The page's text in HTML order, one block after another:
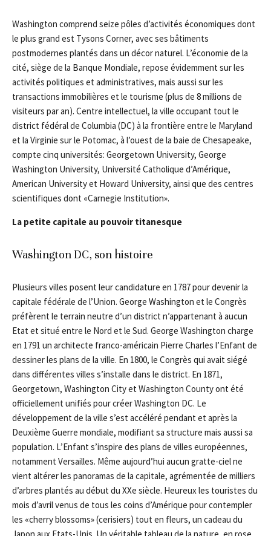
Washington comprend seize pôles d’activités économiques dont
le plus grand est Tysons Corner, avec ses bâtiments
postmodernes plantés dans un décor naturel. L’économie de la
cité, siège de la Banque Mondiale, repose évidemment sur les
activités politiques et administratives, mais aussi sur les
transactions immobilières et le tourisme (plus de 8 millions de
visiteurs par an). Centre intellectuel, la ville occupant tout le
district fédéral de Columbia (DC) à la frontière entre le Maryland
et la Virginie sur le Potomac, à l’ouest de la baie de Chesapeake,
compte cinq universités: Georgetown University, George
Washington University, Université Catholique d’Amérique,
American University et Howard University, ainsi que des centres
scientifiques dont «Carnegie Institution».
La petite capitale au pouvoir titanesque
Washington DC, son histoire
Plusieurs villes posent leur candidature en 1787 pour devenir la
capitale fédérale de l’Union. George Washington et le Congrès
préfèrent le terrain neutre d’un district n’appartenant à aucun
Etat et situé entre le Nord et le Sud. George Washington charge
en 1791 un architecte franco-américain Pierre Charles l’Enfant de
dessiner les plans de la ville. En 1800, le Congrès qui avait siégé
dans différentes villes s’installe dans le district. En 1871,
Georgetown, Washington City et Washington County ont été
officiellement unifiés pour créer Washington DC. Le
développement de la ville s’est accéléré pendant et après la
Deuxième Guerre mondiale, modifiant sa structure mais aussi sa
population. L’Enfant s’inspire des plans de villes européennes,
notamment Versailles. Même aujourd’hui aucun gratte-ciel ne
vient altérer les panoramas de la capitale, agrémentée de milliers
d’arbres plantés au début du XXe siècle. Heureux les touristes du
mois d’avril venus de tous les coins d’Amérique pour contempler
les «cherry blossoms» (cerisiers) tout en fleurs, un cadeau du